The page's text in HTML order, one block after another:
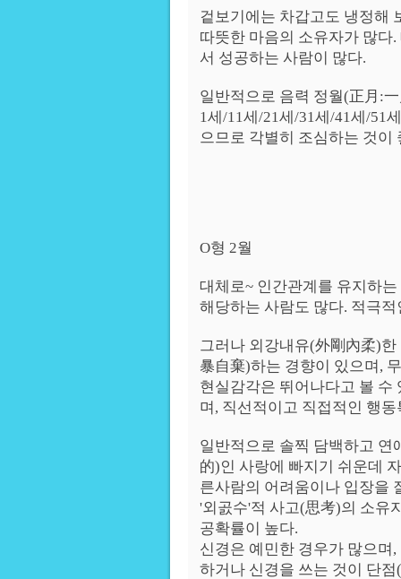
겉보기에는 차갑고도 냉정해
따뜻한 마음의 소유자가 많다
서 성공하는 사람이 많다.
일반적으로 음력 정월(正月:
1세/11세/21세/31세/41세/51
으므로 각별히 조심하는 것이
O형 2월
대체로~ 인간관계를 유지하
해당하는 사람도 많다. 적극
그러나 외강내유(外剛內柔)
暴自棄)하는 경향이 있으며,
현실감각은 뛰어나다고 볼 수
며, 직선적이고 직접적인 행
일반적으로 솔찍 담백하고
的)인 사랑에 빠지기 쉬운데
른사람의 어려움이나 입장을
'외곬수'적 사고(思考)의 소유
공확률이 높다.
신경은 예민한 경우가 많으며
하거나 신경을 쓰는 것이 단